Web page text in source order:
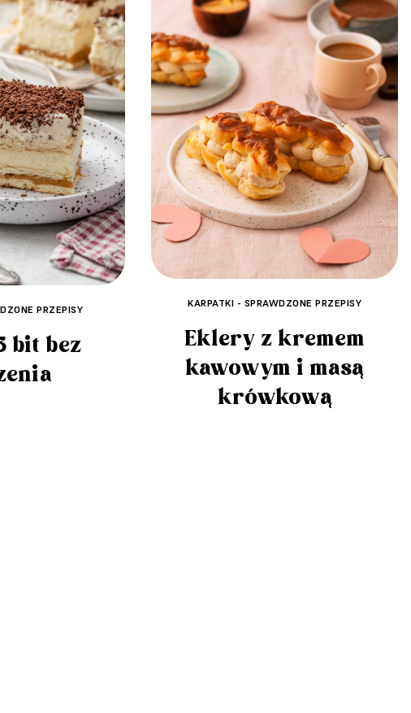
PRZEPISY
bit bez
KARPATKI - SPRAWDZONE PRZEPISY
Eklery z kremem
kawowym i masą
krówkową